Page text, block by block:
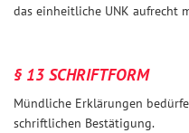
das einheitliche UNK aufrecht
§ 13 SCHRIFTFORM
Mündliche Erklärungen
schriftlichen Bestätigung.